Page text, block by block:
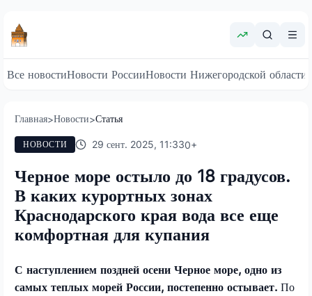
Все новостиНовости РоссииНовости Нижегородской области
Главная>Новости>Статья
НОВОСТИ 29 сент. 2025, 11:330+
Черное море остыло до 18 градусов.
В каких курортных зонах
Краснодарского края вода все еще
комфортная для купания
С наступлением поздней осени Черное море, одно из
самых теплых морей России, постепенно остывает. По